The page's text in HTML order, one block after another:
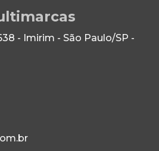
- Imirim - São Paulo/SP -